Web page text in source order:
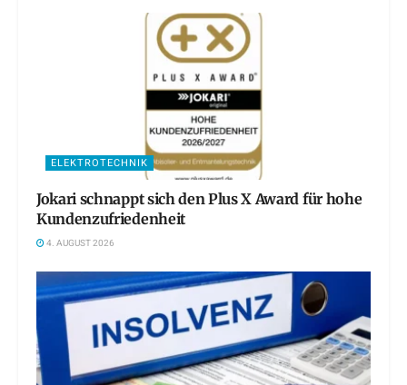
ELEKTROTECHNIK
Jokari schnappt sich den Plus X Award für hohe
Kundenzufriedenheit
4. AUGUST 2026